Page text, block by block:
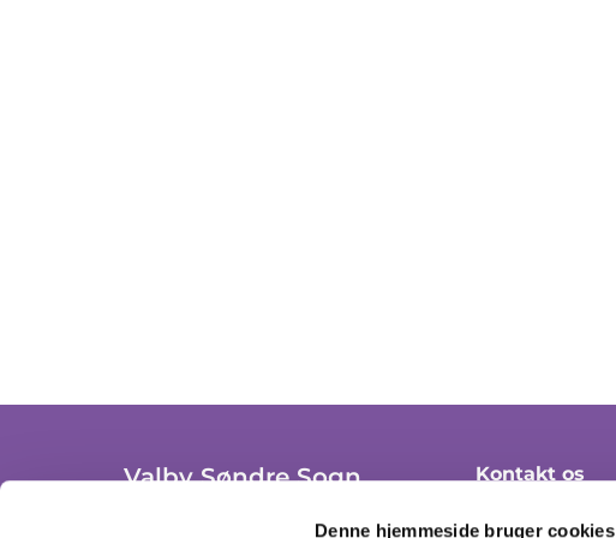
Denne hjemmeside bruger cookies
Valby Søndre Sogn
Trekronergade 3A, st. th.
Kontakt os